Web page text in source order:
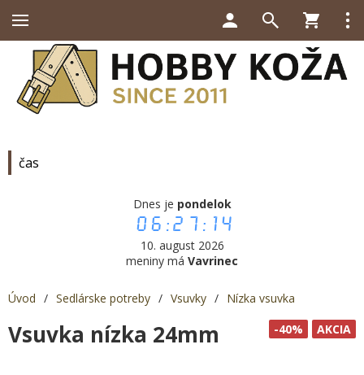
čas
Dnes je pondelok
06:27:14
10. august 2026
meniny má Vavrinec
Úvod / Sedlárske potreby / Vsuvky / Nízka vsuvka
AKCIA
-40%
Vsuvka nízka 24mm